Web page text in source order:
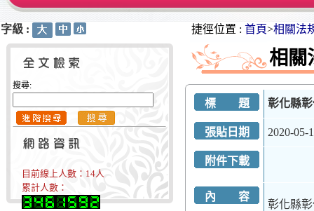
字級 :
搜尋:
目前線上人數： 14人
累計人數：
捷徑位置 : 首頁>相關法
相關
標 題 彰化縣
張貼日期 2020-05-
附件下載
內 容
彰化縣